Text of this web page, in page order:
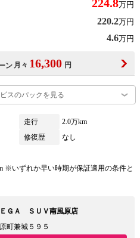
224.8万円
220.2万円
4.6万円
ン 月々 16,300 円
スのパックを見る
走行
2.0万km
修復歴
なし
※いずれか早い時期が保証適用の条件と
ＧＡ ＳＵＶ南風原店
町兼城５９５